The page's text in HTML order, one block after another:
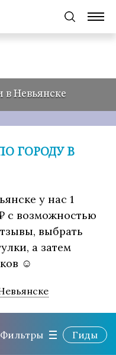
в Невьянске
ГОРОДУ В
у нас 1
с возможностью
выбрать
а затем
☺
Фильтры Гиды